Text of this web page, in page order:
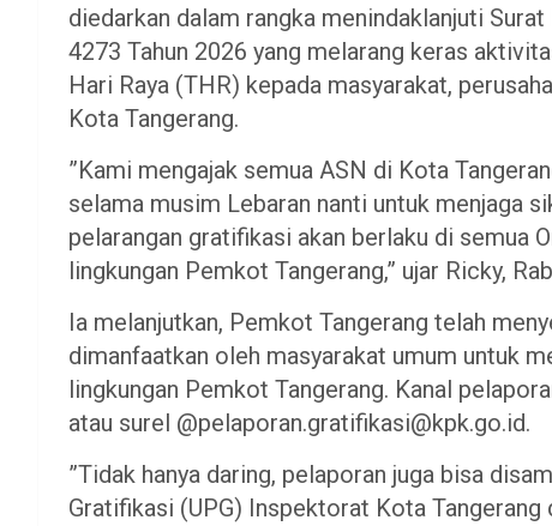
diedarkan dalam rangka menindaklanjuti
4273 Tahun 2026 yang melarang keras
Hari Raya (THR) kepada masyarakat,
Kota Tangerang.
”Kami mengajak semua ASN di Kota
selama musim Lebaran nanti untuk menjaga
pelarangan gratifikasi akan berlaku di semua
lingkungan Pemkot Tangerang,” ujar Ricky,
Ia melanjutkan, Pemkot Tangerang telah
dimanfaatkan oleh masyarakat umum untuk
lingkungan Pemkot Tangerang. Kanal
atau surel @pelaporan.gratifikasi@kpk.go.id.
”Tidak hanya daring, pelaporan juga bisa
Gratifikasi (UPG) Inspektorat Kota